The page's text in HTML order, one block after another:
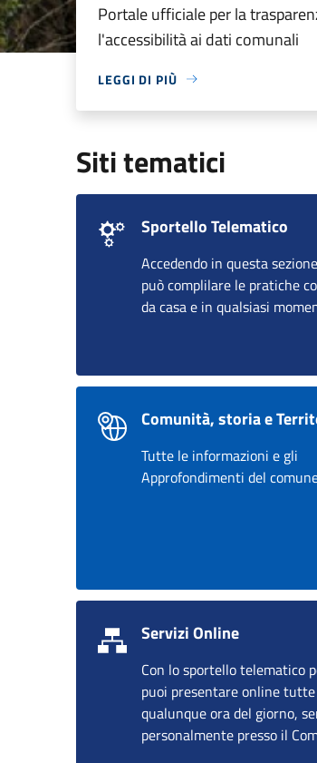
Portale ufficiale per la
l'accessibilità ai dati comunali
LEGGI DI PIÙ
Siti tematici
Sportello Telematico
Accedendo in questa
può complilare le pratiche
da casa e in qualsiasi
Comunità, storia e
Tutte le informazioni e gli
Approfondimenti del
Servizi Online
Con lo sportello telematico
puoi presentare online
qualunque ora del giorno,
personalmente presso il